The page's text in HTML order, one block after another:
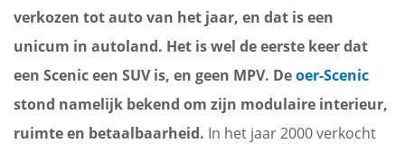
verkozen tot auto van het jaar, en dat is een
unicum in autoland. Het is wel de eerste keer dat
een Scenic een SUV is, en geen MPV. Deoer-Scenic
stond namelijk bekend om zijn modulaire interieur,
ruimte en betaalbaarheid. In het jaar 2000 verkocht